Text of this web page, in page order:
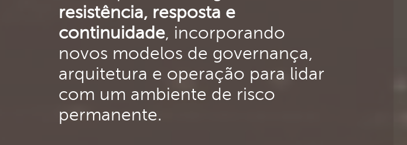
resistência, resposta e
continuidade, incorporando
novos modelos de governança,
arquitetura e operação para lidar
com um ambiente de risco
permanente.